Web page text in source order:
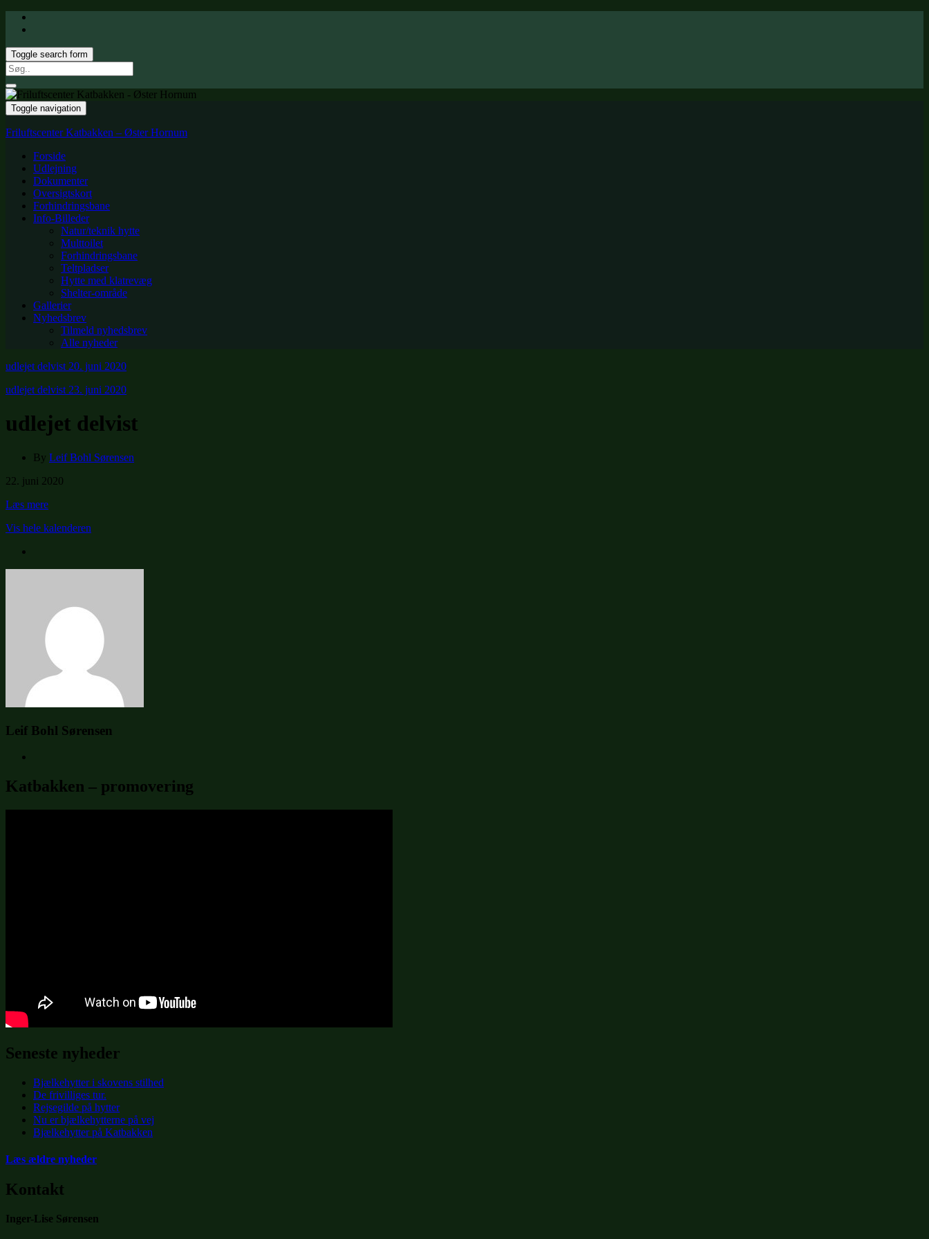
Toggle search form
Search
for:
Toggle navigation
Friluftscenter Katbakken – Øster Hornum
Forside
Udlejning
Dokumenter
Oversigtskort
Forhindringsbane
Info-Billeder
Natur/teknik hytte
Multtoilet
Forhindringsbane
Teltpladser
Hytte med klatrevæg
Shelter-område
Gallerier
Nyhedsbrev
Tilmeld nyhedsbrev
Alle nyheder
udlejet delvist 20. juni 2020
udlejet delvist 23. juni 2020
udlejet delvist
By Leif Bohl Sørensen
udlejet
22. juni 2020
Læs mere
Vis hele kalenderen
Leif Bohl Sørensen
Katbakken – promovering
Seneste nyheder
Bjælkehytter i skovens stilhed
De frivilliges tur.
Rejsegilde på hytter
Nu er bjælkehytterne på vej
Bjælkehytter på Katbakken
Læs ældre nyheder
Kontakt
Inger-Lise Sørensen